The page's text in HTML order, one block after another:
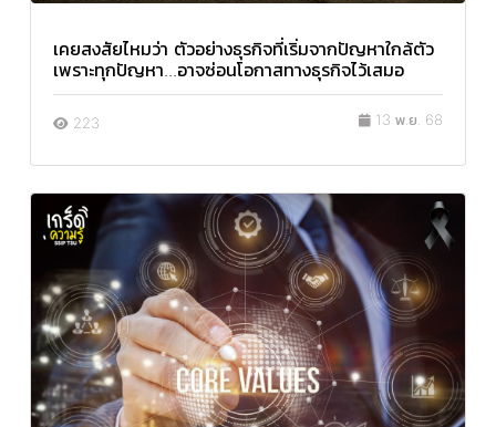
เคยสงสัยไหมว่า ตัวอย่างธุรกิจที่เริ่มจากปัญหาใกล้ตัว
เพราะทุกปัญหา...อาจซ่อนโอกาสทางธุรกิจไว้เสมอ
223 13 พ.ย. 68